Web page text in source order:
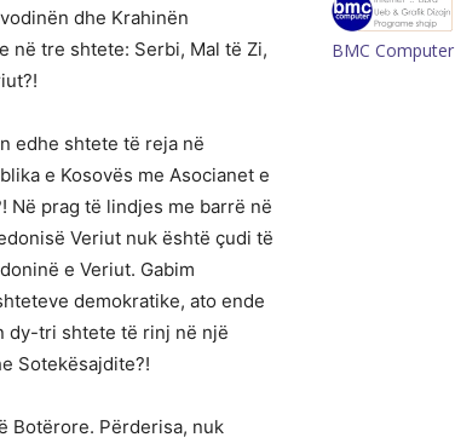
dhe Krahinën
në tre shtete: Serbi, Mal të Zi,
edhe shtete të reja në
e Kosovës me Asocianet e
Në prag të lindjes me barrë në
Veriut nuk është çudi të
e Veriut. Gabim
demokratike, ato ende
dy-tri shtete të rinj në një
Sotekësajdite?!
Botërore. Përderisa, nuk
BMC Computer